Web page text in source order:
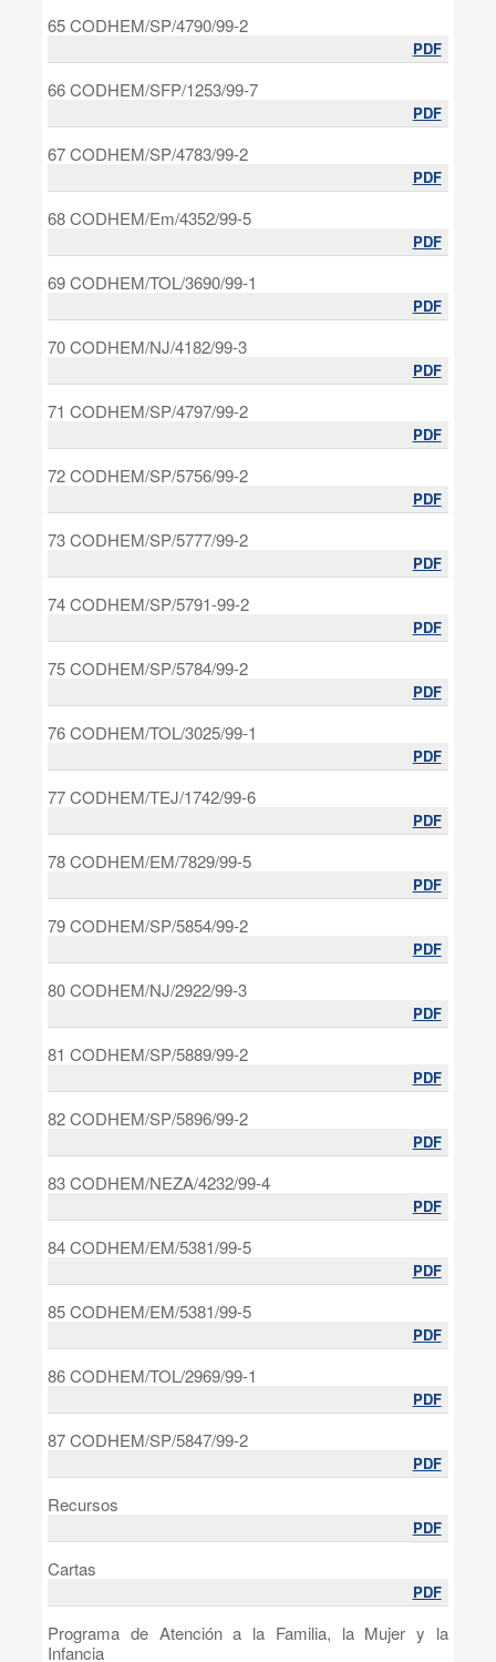
65 CODHEM/SP/4790/99-2
PDF
66 CODHEM/SFP/1253/99-7
PDF
67 CODHEM/SP/4783/99-2
PDF
68 CODHEM/Em/4352/99-5
PDF
69 CODHEM/TOL/3690/99-1
PDF
70 CODHEM/NJ/4182/99-3
PDF
71 CODHEM/SP/4797/99-2
PDF
72 CODHEM/SP/5756/99-2
PDF
73 CODHEM/SP/5777/99-2
PDF
74 CODHEM/SP/5791-99-2
PDF
75 CODHEM/SP/5784/99-2
PDF
76 CODHEM/TOL/3025/99-1
PDF
77 CODHEM/TEJ/1742/99-6
PDF
78 CODHEM/EM/7829/99-5
PDF
79 CODHEM/SP/5854/99-2
PDF
80 CODHEM/NJ/2922/99-3
PDF
81 CODHEM/SP/5889/99-2
PDF
82 CODHEM/SP/5896/99-2
PDF
83 CODHEM/NEZA/4232/99-4
PDF
84 CODHEM/EM/5381/99-5
PDF
85 CODHEM/EM/5381/99-5
PDF
86 CODHEM/TOL/2969/99-1
PDF
87 CODHEM/SP/5847/99-2
PDF
Recursos
PDF
Cartas
PDF
Programa de Atención a la Familia, la Mujer y la
Infancia